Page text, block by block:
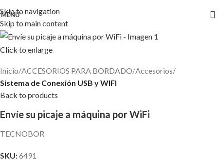
Skip to navigation
Skip to main content
MENU
Click to enlarge
Inicio ACCESORIOS PARA BORDADO Accesorios
Sistema de Conexión USB y WIFI
Back to products
Envíe su picaje a máquina por WiFi
TECNOBOR
SKU:6491